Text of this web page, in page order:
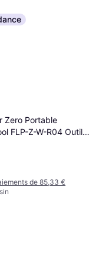
Zero Portable
FLP-Z-W-R04 Outil
de 85,33 €